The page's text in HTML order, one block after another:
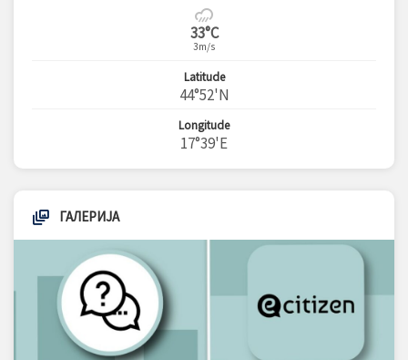
33°C
3m/s
Latitude
44°52'N
Longitude
17°39'E
ГАЛЕРИЈА